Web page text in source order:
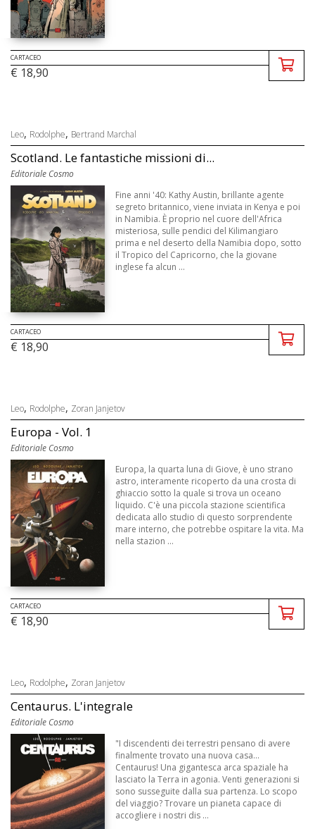
CARTACEO
€ 18,90
Leo, Rodolphe, Bertrand Marchal
Scotland. Le fantastiche missioni di...
Editoriale Cosmo
Fine anni '40: Kathy Austin, brillante agente
segreto britannico, viene inviata in Kenya e poi
in Namibia. È proprio nel cuore dell'Africa
misteriosa, sulle pendici del Kilimangiaro
prima e nel deserto della Namibia dopo, sotto
il Tropico del Capricorno, che la giovane
inglese fa alcun ...
CARTACEO
€ 18,90
Leo, Rodolphe, Zoran Janjetov
Europa - Vol. 1
Editoriale Cosmo
Europa, la quarta luna di Giove, è uno strano
astro, interamente ricoperto da una crosta di
ghiaccio sotto la quale si trova un oceano
liquido. C'è una piccola stazione scientifica
dedicata allo studio di questo sorprendente
mare interno, che potrebbe ospitare la vita. Ma
nella stazion ...
CARTACEO
€ 18,90
Leo, Rodolphe, Zoran Janjetov
Centaurus. L'integrale
Editoriale Cosmo
"I discendenti dei terrestri pensano di avere
finalmente trovato una nuova casa...
Centaurus! Una gigantesca arca spaziale ha
lasciato la Terra in agonia. Venti generazioni si
sono susseguite dalla sua partenza. Lo scopo
del viaggio? Trovare un pianeta capace di
accogliere i nostri dis ...